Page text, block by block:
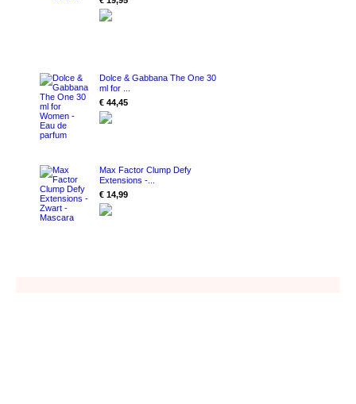
Dolce & Gabbana The One 30
ml for ...
€ 44,45
Max Factor Clump Defy
Extensions -...
€ 14,99